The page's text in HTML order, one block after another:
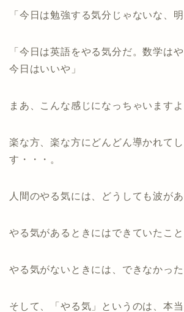
「今日は勉強する気分じゃないな、明
「今日は英語をやる気分だ。数学は
今日はいいや」
まあ、こんな感じになっちゃいますよ
楽な方、楽な方にどんどん導かれて
す・・・。
人間のやる気には、どうしても波があ
やる気があるときにはできていたこと
やる気がないときには、できなかった
そして、「やる気」というのは、本